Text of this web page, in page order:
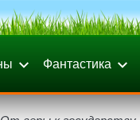
Фантастика